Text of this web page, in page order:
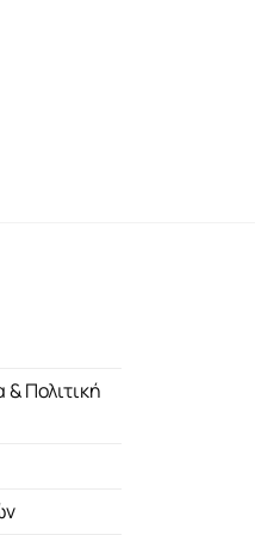
Πολιτική